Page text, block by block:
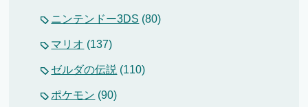
ニンテンドー3DS (80)
マリオ (137)
ゼルダの伝説 (110)
ポケモン (90)